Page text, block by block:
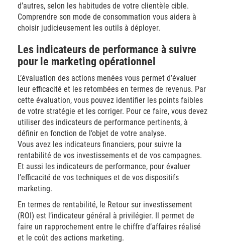
d’autres, selon les habitudes de votre clientèle cible.
Comprendre son mode de consommation vous aidera à
choisir judicieusement les outils à déployer.
Les indicateurs de performance à suivre
pour le marketing opérationnel
L’évaluation des actions menées vous permet d’évaluer
leur efficacité et les retombées en termes de revenus. Par
cette évaluation, vous pouvez identifier les points faibles
de votre stratégie et les corriger. Pour ce faire, vous devez
utiliser des indicateurs de performance pertinents, à
définir en fonction de l’objet de votre analyse.
Vous avez les indicateurs financiers, pour suivre la
rentabilité de vos investissements et de vos campagnes.
Et aussi les indicateurs de performance, pour évaluer
l’efficacité de vos techniques et de vos dispositifs
marketing.
En termes de rentabilité, le Retour sur investissement
(ROI) est l’indicateur général à privilégier. Il permet de
faire un rapprochement entre le chiffre d’affaires réalisé
et le coût des actions marketing.